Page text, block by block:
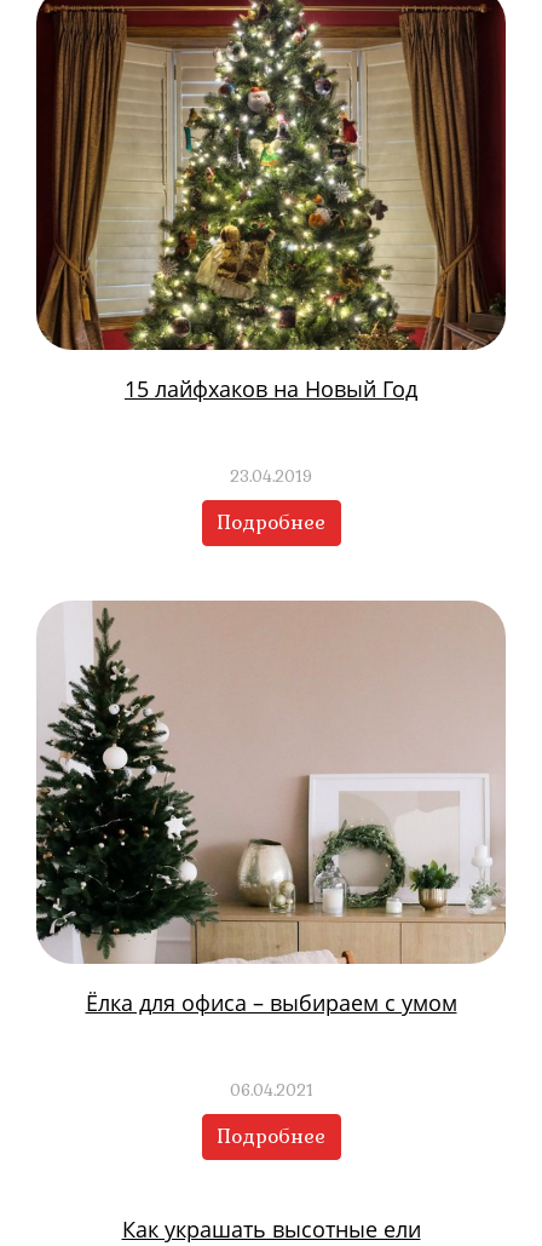
15 лайфхаков на Новый Год
23.04.2019
Подробнее
Ёлка для офиса – выбираем с умом
06.04.2021
Подробнее
Как украшать высотные ели